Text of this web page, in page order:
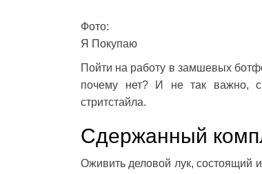
Фото:
Я Покупаю
Пойти на работу в замшевых
почему нет? И не так важно,
стритстайла.
Сдержанный
Оживить деловой лук, состоящий